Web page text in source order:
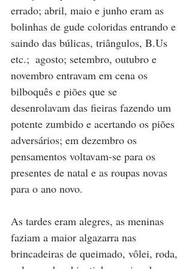
errado; abril, maio e junho eram as
bolinhas de gude coloridas entrando e
saindo das búlicas, triângulos, B.Us
etc.;  agosto; setembro, outubro e
novembro entravam em cena os
bilboquês e piões que se
desenrolavam das fieiras fazendo um
potente zumbido e acertando os piões
adversários; em dezembro os
pensamentos voltavam-se para os
presentes de natal e as roupas novas
para o ano novo.
As tardes eram alegres, as meninas
faziam a maior algazarra nas
brincadeiras de queimado, vôlei, roda,